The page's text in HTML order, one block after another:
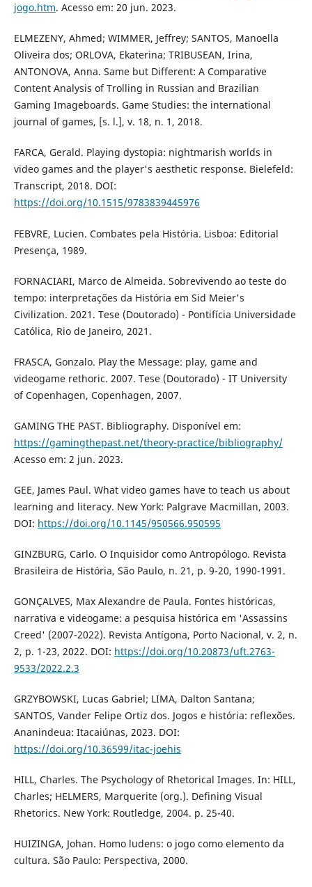
jogo.htm. Acesso em: 20 jun. 2023.
ELMEZENY, Ahmed; WIMMER, Jeffrey; SANTOS, Manoella
Oliveira dos; ORLOVA, Ekaterina; TRIBUSEAN, Irina,
ANTONOVA, Anna. Same but Different: A Comparative
Content Analysis of Trolling in Russian and Brazilian
Gaming Imageboards. Game Studies: the international
journal of games, [s. l.], v. 18, n. 1, 2018.
FARCA, Gerald. Playing dystopia: nightmarish worlds in
video games and the player's aesthetic response. Bielefeld:
Transcript, 2018. DOI:
https://doi.org/10.1515/9783839445976
FEBVRE, Lucien. Combates pela História. Lisboa: Editorial
Presença, 1989.
FORNACIARI, Marco de Almeida. Sobrevivendo ao teste do
tempo: interpretações da História em Sid Meier's
Civilization. 2021. Tese (Doutorado) - Pontifícia Universidade
Católica, Rio de Janeiro, 2021.
FRASCA, Gonzalo. Play the Message: play, game and
videogame rethoric. 2007. Tese (Doutorado) - IT University
of Copenhagen, Copenhagen, 2007.
GAMING THE PAST. Bibliography. Disponível em:
https://gamingthepast.net/theory-practice/bibliography/
Acesso em: 2 jun. 2023.
GEE, James Paul. What video games have to teach us about
learning and literacy. New York: Palgrave Macmillan, 2003.
DOI: https://doi.org/10.1145/950566.950595
GINZBURG, Carlo. O Inquisidor como Antropólogo. Revista
Brasileira de História, São Paulo, n. 21, p. 9-20, 1990-1991.
GONÇALVES, Max Alexandre de Paula. Fontes históricas,
narrativa e videogame: a pesquisa histórica em 'Assassins
Creed' (2007-2022). Revista Antígona, Porto Nacional, v. 2, n.
2, p. 1-23, 2022. DOI: https://doi.org/10.20873/uft.2763-
9533/2022.2.3
GRZYBOWSKI, Lucas Gabriel; LIMA, Dalton Santana;
SANTOS, Vander Felipe Ortiz dos. Jogos e história: reflexões.
Ananindeua: Itacaiúnas, 2023. DOI:
https://doi.org/10.36599/itac-joehis
HILL, Charles. The Psychology of Rhetorical Images. In: HILL,
Charles; HELMERS, Marquerite (org.). Defining Visual
Rhetorics. New York: Routledge, 2004. p. 25-40.
HUIZINGA, Johan. Homo ludens: o jogo como elemento da
cultura. São Paulo: Perspectiva, 2000.